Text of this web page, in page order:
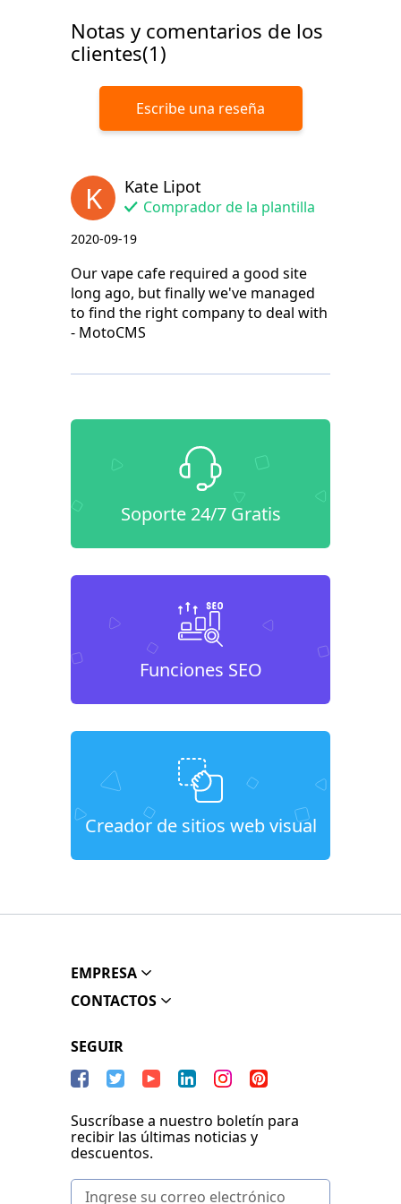
Notas y comentarios de los
clientes(1)
Escribe una reseña
K Kate Lipot
Comprador de la plantilla
2020-09-19
Our vape cafe required a good site
long ago, but finally we've managed
to find the right company to deal with
- MotoCMS
Soporte 24/7 Gratis
Funciones SEO
Creador de sitios web visual
EMPRESA
CONTACTOS
SEGUIR
Suscríbase a nuestro boletín para
recibir las últimas noticias y
descuentos.